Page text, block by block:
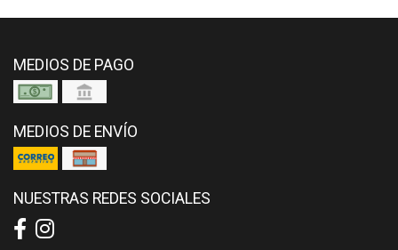
MEDIOS DE PAGO
MEDIOS DE ENVÍO
NUESTRAS REDES SOCIALES